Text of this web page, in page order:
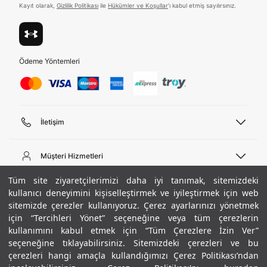
Tüm site ziyaretçilerimizi daha iyi tanımak, sitemizdeki
kullanıcı deneyimini kişiselleştirmek ve iyileştirmek için web
sitemizde çerezler kullanıyoruz. Çerez ayarlarınızı yönetmek
için “Tercihleri Yönet” seçeneğine veya tüm çerezlerin
kullanımını kabul etmek için “Tüm Çerezlere İzin Ver”
seçeneğine tıklayabilirsiniz. Sitemizdeki çerezleri ve bu
çerezleri hangi amaçla kullandığımızı Çerez Politikası’ndan
Kayıt olarak, Gizlilik Politikası ile Hükümler ve Koşullar'ı kabul etmiş sayılırsınız.
Ödeme Yöntemleri
İletişim
444 02 00
Pazartesi - Cuma 09:00 - 18:00
E-posta
bilgi@underarmour.com
Müşteri Hizmetleri
Sipariş Sorgulama
Bize Ulaşın
Teslimat Bilgileri
İşlem Rehberi
İade ve Değişimler
Sıkça Sorulan Sorular
Beden Rehberi
Hakkımızda
Ticari Bilgiler
Hükümler ve Koşullar
Gizlilik Politikası
Çerez Politikası
UA Sosyal Medya
Instagram
Facebook
Popüler Kategoriler